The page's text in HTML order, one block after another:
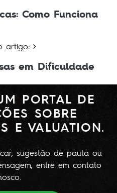
Como Funciona
artigo:
em Dificuldade
PORTAL DE
SOBRE
E VALUATION.
sugestão de pauta ou
entre em contato